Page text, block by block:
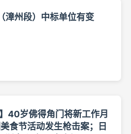
漳州段）中标单位有变
40岁佛得角门将新工作月
食节活动发生枪击案；日